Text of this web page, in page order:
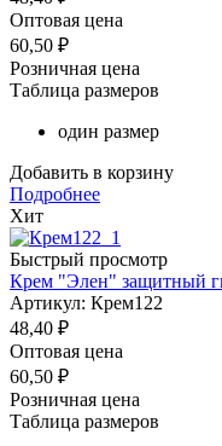
Оптовая цена
60,50 ₽
Розничная цена
Таблица размеров
один размер
Добавить в корзину
Подробнее
Хит
Быстрый просмотр
Крем "Элен" защитный
Артикул: Крем122
48,40 ₽
Оптовая цена
60,50 ₽
Розничная цена
Таблица размеров